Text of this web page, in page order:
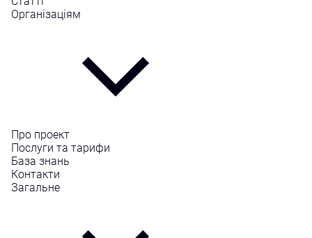
Організаціям
Про проект
Послуги та тарифи
База знань
Контакти
Загальне